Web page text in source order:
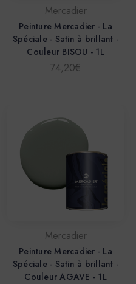
Mercadier
Peinture Mercadier - La
Spéciale - Satin à brillant -
Couleur BISOU - 1L
74,20€
Mercadier
Peinture Mercadier - La
Spéciale - Satin à brillant -
Couleur AGAVE - 1L